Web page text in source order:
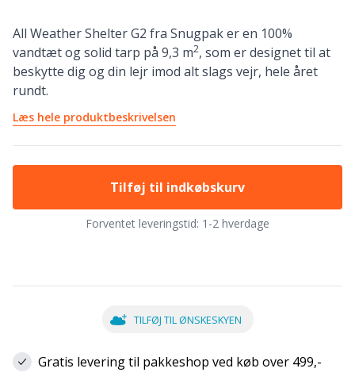
All Weather Shelter G2 fra Snugpak er en 100%
vandtæt og solid tarp på 9,3 m2, som er designet til at
beskytte dig og din lejr imod alt slags vejr, hele året
rundt.
Læs hele produktbeskrivelsen
Tilføj til indkøbskurv
Forventet leveringstid: 1-2 hverdage
TILFØJ TIL ØNSKESKYEN
Gratis levering til pakkeshop ved køb over 499,-